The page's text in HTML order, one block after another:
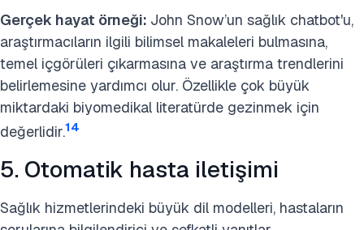
Gerçek hayat örneği: John Snow’un sağlık chatbot'u,
araştırmacıların ilgili bilimsel makaleleri bulmasına,
temel içgörüleri çıkarmasına ve araştırma trendlerini
belirlemesine yardımcı olur. Özellikle çok büyük
miktardaki biyomedikal literatürde gezinmek için
değerlidir.14
5. Otomatik hasta iletişimi
Sağlık hizmetlerindeki büyük dil modelleri, hastaların